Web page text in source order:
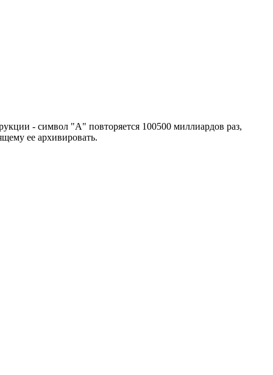
- символ "А" повторяется 100500 миллиардов раз,
ее архивировать.